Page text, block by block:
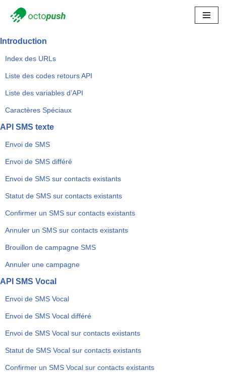
to
Introduction
Index des URLs
Liste des codes retours API
Liste des variables d’API
Caractères Spéciaux
API SMS texte
Envoi de SMS
Envoi de SMS différé
Envoi de SMS sur contacts existants
Statut de SMS sur contacts existants
Confirmer un SMS sur contacts existants
Annuler un SMS sur contacts existants
Brouillon de campagne SMS
Annuler une campagne
API SMS Vocal
Envoi de SMS Vocal
Envoi de SMS Vocal différé
Envoi de SMS Vocal sur contacts existants
Statut de SMS Vocal sur contacts existants
Confirmer un SMS Vocal sur contacts existants